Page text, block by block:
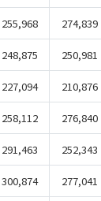
255,968 274,839
248,875 250,981
227,094 210,876
258,112 276,840
291,463 252,343
300,874 277,041